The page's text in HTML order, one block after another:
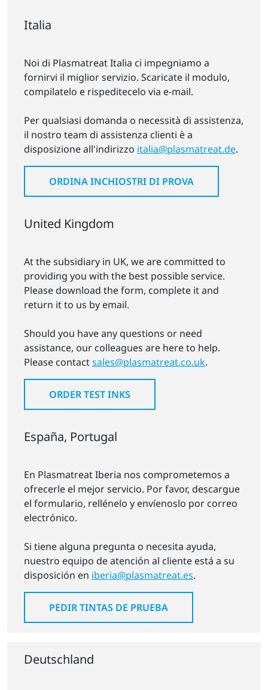
Italia
Noi di Plasmatreat Italia ci impegniamo a
fornirvi il miglior servizio. Scaricate il modulo,
compilatelo e rispeditecelo via e-mail.
Per qualsiasi domanda o necessità di assistenza,
il nostro team di assistenza clienti è a
disposizione all'indirizzo italia@plasmatreat.de.
ORDINA INCHIOSTRI DI PROVA
United Kingdom
At the subsidiary in UK, we are committed to
providing you with the best possible service.
Please download the form, complete it and
return it to us by email.
Should you have any questions or need
assistance, our colleagues are here to help.
Please contactsales@plasmatreat.co.uk.
ORDER TEST INKS
España, Portugal
En Plasmatreat Iberia nos comprometemos a
ofrecerle el mejor servicio. Por favor, descargue
el formulario, rellénelo y envíenoslo por correo
electrónico.
Si tiene alguna pregunta o necesita ayuda,
nuestro equipo de atención al cliente está a su
disposición en iberia@plasmatreat.es.
PEDIR TINTAS DE PRUEBA
Deutschland